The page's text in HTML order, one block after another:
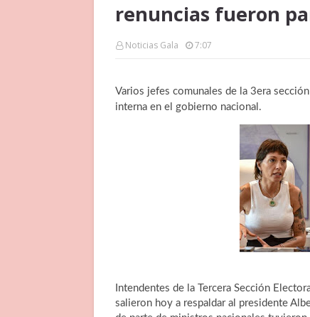
renuncias fueron
Noticias Gala 7:07
Varios jefes comunales de la 3era
interna en el gobierno nacional.
Intendentes de la Tercera Sección
salieron hoy a respaldar al presidente